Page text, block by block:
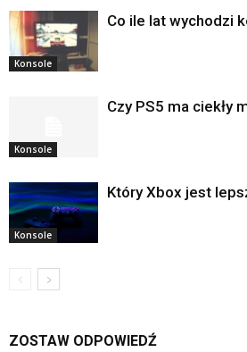
Konsole
Co ile lat wychodzi
Konsole
Czy PS5 ma ciekły
Konsole
Który Xbox jest
ZOSTAW ODPOWIEDŹ